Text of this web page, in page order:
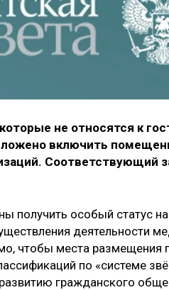
не относятся к
включить
Соответствующий
получить особый статус
деятельности
чтобы места размещения
по «системе
гражданского